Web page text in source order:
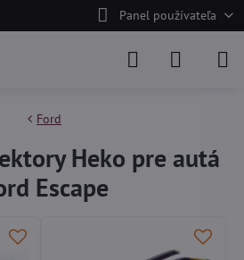
Panel používateľa
Ford
Heko pre autá
Escape